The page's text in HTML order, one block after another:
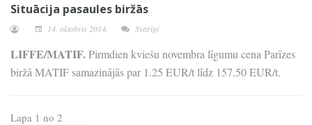
Situācija pasaules biržās
14. oktobris 2014. Svarīgi
LIFFE/MATIF.Pirmdien kviešu novembra līgumu cena Parīzes
biržā MATIF samazinājās par 1.25 EUR/t līdz 157.50 EUR/t.
Lapa 1 no 2